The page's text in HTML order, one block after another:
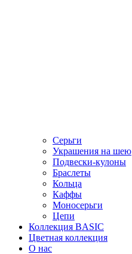
Серьги
Украшения на шею
Подвески-кулоны
Браслеты
Кольца
Каффы
Моносерьги
Цепи
Коллекция BASIC
Цветная коллекция
О нас